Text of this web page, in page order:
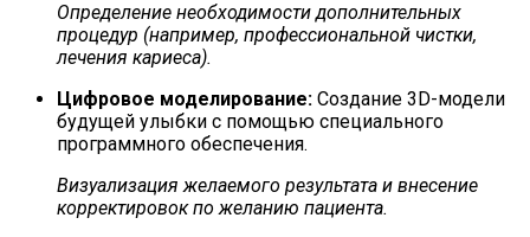
Определение необходимости дополнительных
процедур (например, профессиональной чистки,
лечения кариеса).
Цифровое моделирование: Создание 3D-модели
будущей улыбки с помощью специального
программного обеспечения.
Визуализация желаемого результата и внесение
корректировок по желанию пациента.